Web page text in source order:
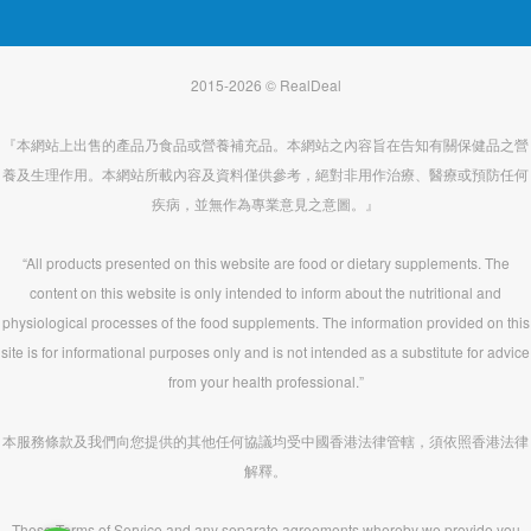
2015-2026 © RealDeal
『本網站上出售的產品乃食品或營養補充品。本網站之內容旨在告知有關保健品之營
養及生理作用。本網站所載內容及資料僅供參考，絕對非用作治療、醫療或預防任何
疾病，並無作為專業意見之意圖。』
“All products presented on this website are food or dietary supplements. The
content on this website is only intended to inform about the nutritional and
physiological processes of the food supplements. The information provided on this
site is for informational purposes only and is not intended as a substitute for advice
from your health professional.”
本服務條款及我們向您提供的其他任何協議均受中國香港法律管轄，須依照香港法律
解釋。